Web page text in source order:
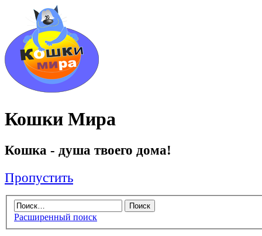
Кошки Мира
Кошка - душа твоего дома!
Пропустить
Расширенный поиск